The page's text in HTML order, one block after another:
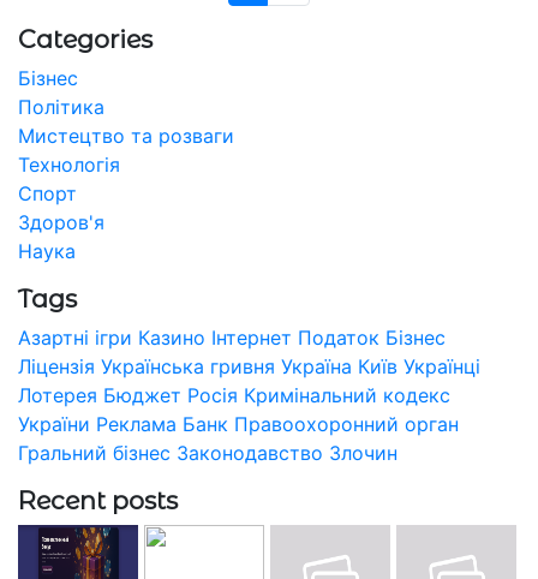
Categories
Бізнес
Політика
Мистецтво та розваги
Технологія
Спорт
Здоров'я
Наука
Tags
Азартні ігри Казино Інтернет Податок Бізнес
Ліцензія Українська гривня Україна Київ Українці
Лотерея Бюджет Росія Кримінальний кодекс
України Реклама Банк Правоохоронний орган
Гральний бізнес Законодавство Злочин
Recent posts